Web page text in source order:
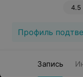
4.5
Профиль
Запись